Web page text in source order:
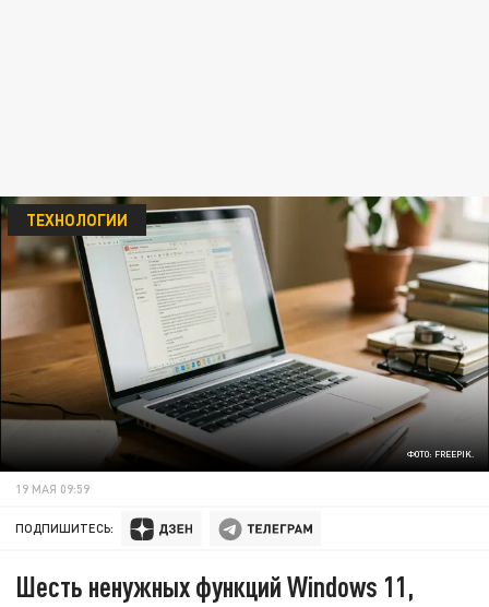
ФОТО: FREEPIK.
ТЕХНОЛОГИИ
19 МАЯ 09:59
ПОДПИШИТЕСЬ:
Шесть ненужных функций Windows 11,